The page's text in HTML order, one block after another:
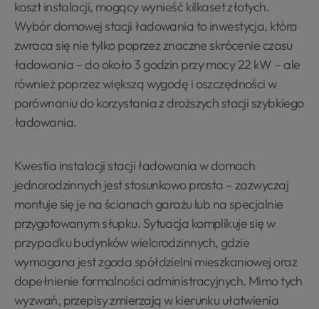
koszt instalacji, mogący wynieść kilkaset złotych.
Wybór domowej stacji ładowania to inwestycja, która
zwraca się nie tylko poprzez znaczne skrócenie czasu
ładowania – do około 3 godzin przy mocy 22 kW – ale
również poprzez większą wygodę i oszczędności w
porównaniu do korzystania z droższych stacji szybkiego
ładowania.
Kwestia instalacji stacji ładowania w domach
jednorodzinnych jest stosunkowo prosta – zazwyczaj
montuje się je na ścianach garażu lub na specjalnie
przygotowanym słupku. Sytuacja komplikuje się w
przypadku budynków wielorodzinnych, gdzie
wymagana jest zgoda spółdzielni mieszkaniowej oraz
dopełnienie formalności administracyjnych. Mimo tych
wyzwań, przepisy zmierzają w kierunku ułatwienia